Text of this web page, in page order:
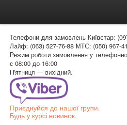
Доставка и оплата
Как заказать
Контакти
Таблиця розмірів
Вхід для покупця
Телефони для замовлень Київстар:
Лайф: (063) 527-76-88 МТС: (050) 967-
Режим роботи замовлення у
с 08:00 до 16:00
П'ятниця — вихідний.
Приєднуйся до нашої групи.
Будь у курсі новинок.